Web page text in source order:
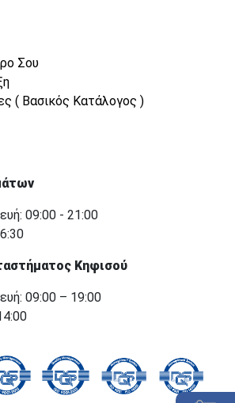
Σου
( Βασικός Κατάλογος )
09:00 - 21:00
Κηφισού
09:00 – 19:00